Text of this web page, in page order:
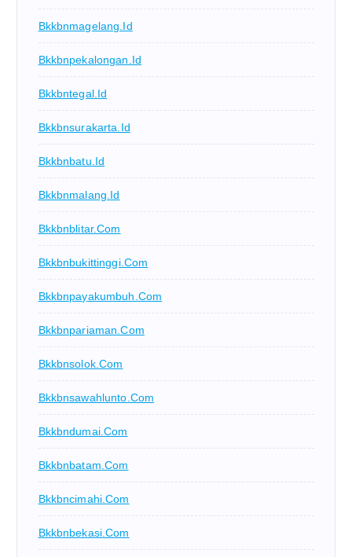
Bkkbnmagelang.id
Bkkbnpekalongan.id
Bkkbntegal.id
Bkkbnsurakarta.id
Bkkbnbatu.id
Bkkbnmalang.id
Bkkbnblitar.com
Bkkbnbukittinggi.com
Bkkbnpayakumbuh.com
Bkkbnpariaman.com
Bkkbnsolok.com
Bkkbnsawahlunto.com
Bkkbndumai.com
Bkkbnbatam.com
Bkkbncimahi.com
Bkkbnbekasi.com